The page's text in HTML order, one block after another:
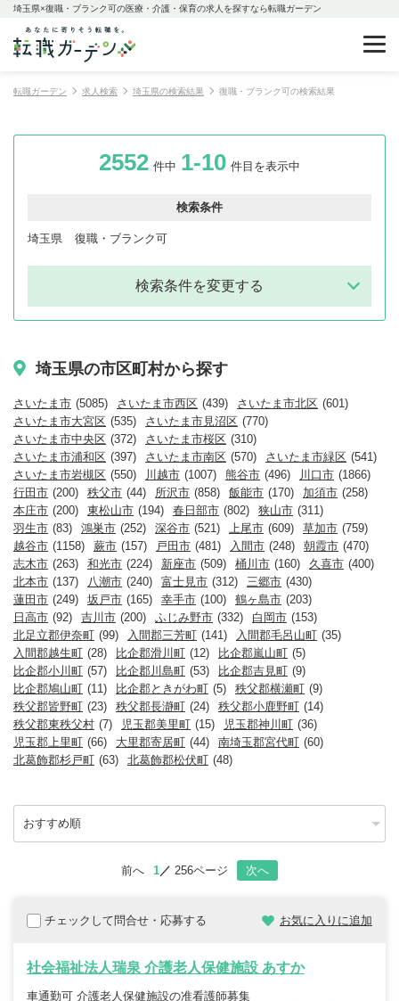
埼玉県×復職・ブランク可の医療・介護・保育の求人を探すなら転職ガーデン
転職ガーデン 求人検索 埼玉県の検索結果 復職・ブランク可の検索結果
2552 件中 1-10 件目を表示中
検索条件
埼玉県 復職・ブランク可
検索条件を変更する
埼玉県の市区町村から探す
さいたま市 (5085) さいたま市西区 (439) さいたま市北区 (601)
さいたま市大宮区 (535) さいたま市見沼区 (770)
さいたま市中央区 (372) さいたま市桜区 (310)
さいたま市浦和区 (397) さいたま市南区 (570) さいたま市緑区 (541)
さいたま市岩槻区 (550) 川越市 (1007) 熊谷市 (496) 川口市 (1866)
行田市 (200) 秩父市 (44) 所沢市 (858) 飯能市 (170) 加須市 (258)
本庄市 (200) 東松山市 (194) 春日部市 (802) 狭山市 (311)
羽生市 (83) 鴻巣市 (252) 深谷市 (521) 上尾市 (609) 草加市 (759)
越谷市 (1158) 蕨市 (157) 戸田市 (481) 入間市 (248) 朝霞市 (470)
志木市 (263) 和光市 (224) 新座市 (509) 桶川市 (160) 久喜市 (400)
北本市 (137) 八潮市 (240) 富士見市 (312) 三郷市 (430)
蓮田市 (249) 坂戸市 (165) 幸手市 (100) 鶴ヶ島市 (203)
日高市 (92) 吉川市 (200) ふじみ野市 (332) 白岡市 (153)
北足立郡伊奈町 (99) 入間郡三芳町 (141) 入間郡毛呂山町 (35)
入間郡越生町 (28) 比企郡滑川町 (12) 比企郡嵐山町 (5)
比企郡小川町 (57) 比企郡川島町 (53) 比企郡吉見町 (9)
比企郡鳩山町 (11) 比企郡ときがわ町 (5) 秩父郡横瀬町 (9)
秩父郡皆野町 (23) 秩父郡長瀞町 (24) 秩父郡小鹿野町 (14)
秩父郡東秩父村 (7) 児玉郡美里町 (15) 児玉郡神川町 (36)
児玉郡上里町 (66) 大里郡寄居町 (44) 南埼玉郡宮代町 (60)
北葛飾郡杉戸町 (63) 北葛飾郡松伏町 (48)
前へ 1 256ページ 次へ
チェックして問合せ・応募する お気に入りに追加
社会福祉法人瑞泉 介護老人保健施設 あすか
車通勤可 介護老人保健施設の准看護師募集